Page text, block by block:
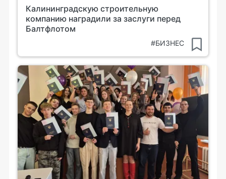
Калининградскую строительную
компанию наградили за заслуги перед
Балтфлотом
#БИЗНЕС